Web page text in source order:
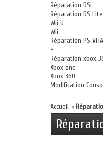
Réparation DSi
Réparation DS Lite
Wii U
Wii
Réparation PS VITA
+
Réparation xbox
Xbox one
Xbox 360
Modification
Accueil >